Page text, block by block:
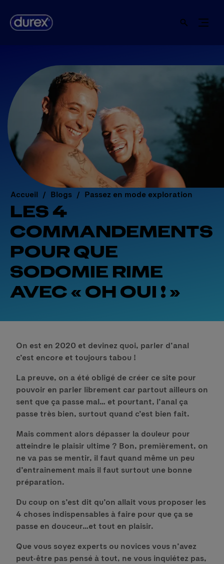
Accueil Blogs Passez en mode exploration
LES 4
COMMANDEMENTS
POUR QUE
SODOMIE RIME
AVEC « OH OUI ! »
On est en 2020 et devinez quoi, parler d’anal
c’est encore et toujours tabou !
La preuve, on a été obligé de créer ce site pour
pouvoir en parler librement car partout ailleurs on
sent que ça passe mal… et pourtant, l’anal ça
passe très bien, surtout quand c’est bien fait.
Mais comment alors dépasser la douleur pour
atteindre le plaisir ultime ? Bon, premièrement, on
ne va pas se mentir, il faut quand même un peu
d’entrainement mais il faut surtout une bonne
préparation.
Du coup on s’est dit qu’on allait vous proposer les
4 choses indispensables à faire pour que ça se
passe en douceur…et tout en plaisir.
Que vous soyez experts ou novices vous n’avez
peut-être pas pensé à tout, ne vous inquiétez pas,